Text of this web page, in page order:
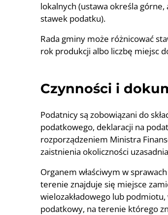
lokalnych (ustawa określa
stawek podatku).
Rada gminy może różnicować
rok produkcji albo liczbę miejsc
Czynności i
Podatnicy są zobowiązani do
podatkowego, deklaracji na
rozporządzeniem Ministra
zaistnienia okoliczności
Organem właściwym w
terenie znajduje się miejsce
wielozakładowego lub
podatkowy, na terenie którego